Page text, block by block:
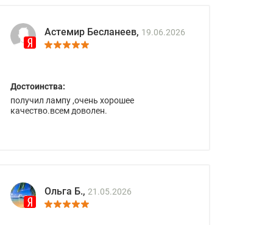
Астемир Бесланеев, 19.06.2026
Достоинства:
получил лампу ,очень хорошее
качество.всем доволен.
Ольга Б., 21.05.2026